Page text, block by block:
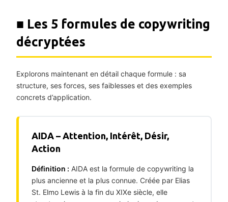
■ Les 5 formules de copywriting
décryptées
Explorons maintenant en détail chaque formule : sa
structure, ses forces, ses faiblesses et des exemples
concrets d’application.
AIDA – Attention, Intérêt, Désir,
Action
Définition : AIDA est la formule de copywriting la
plus ancienne et la plus connue. Créée par Elias
St. Elmo Lewis à la fin du XIXe siècle, elle